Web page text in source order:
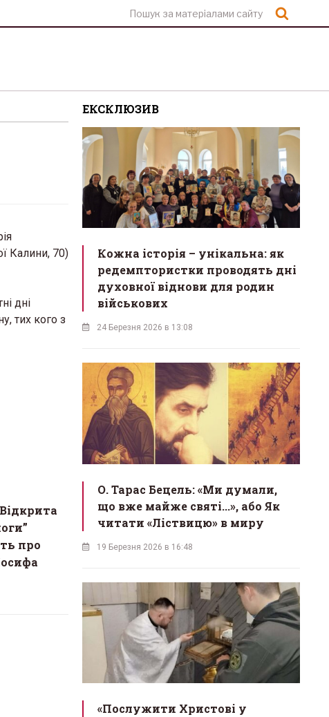
Калини, 70)
дні
тих кого з
про
ЕКСКЛЮЗИВ
Кожна історія – унікальна: як
редемптористки проводять дні
духовної віднови для родин
військових
24 Березня 2026 в 13:08
О. Тарас Бецель: «Ми думали,
що вже майже святі...», або Як
читати «Ліствицю» в миру
19 Березня 2026 в 16:48
«Послужити Христові у